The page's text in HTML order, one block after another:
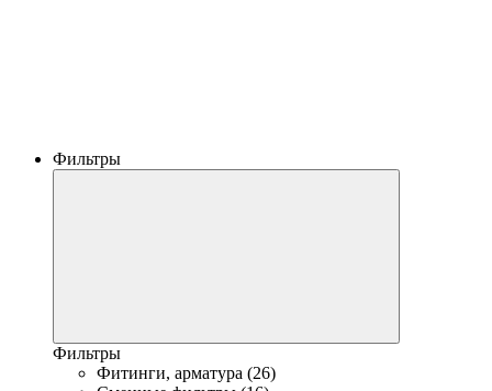
Фильтры
Фильтры
Фитинги, арматура (26)